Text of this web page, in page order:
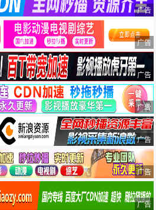
广告
广告
广告
广告
广告
广告
广告